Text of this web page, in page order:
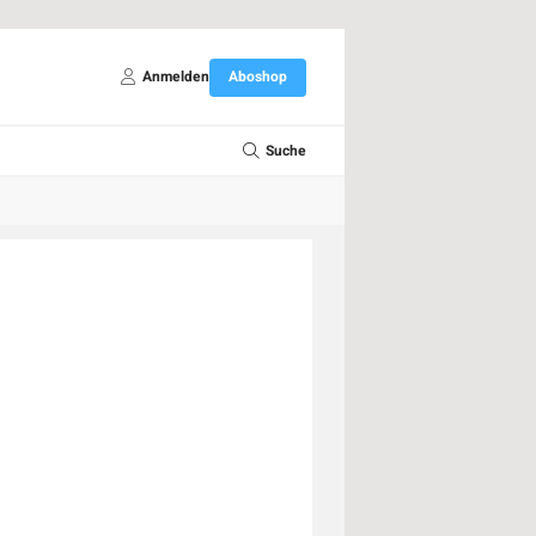
Anmelden Aboshop
Suche